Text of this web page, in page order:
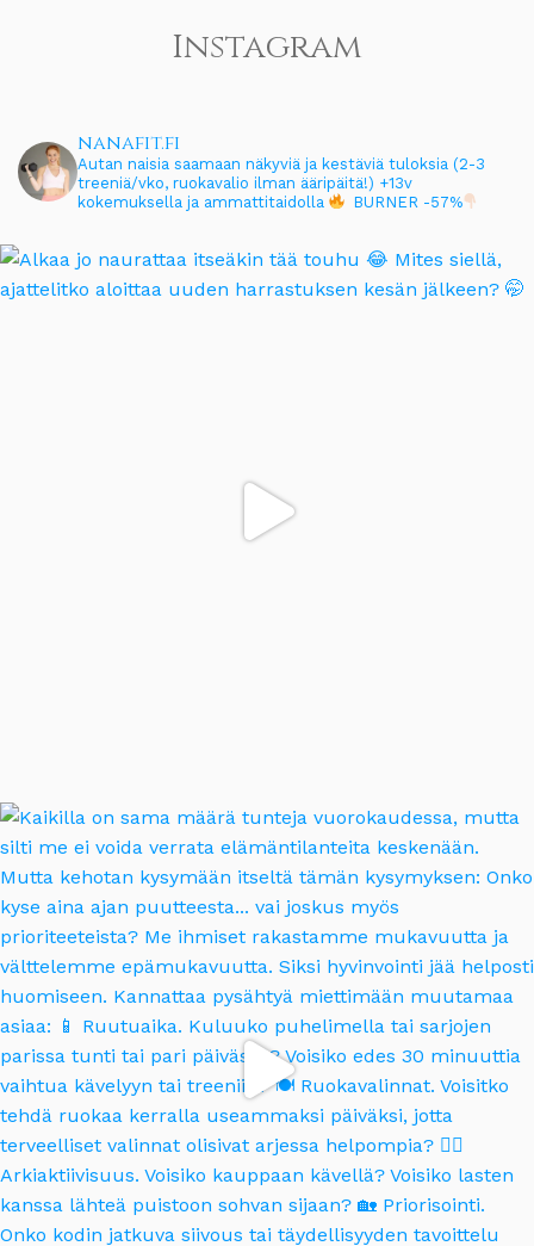
Instagram
nanafit.fi
Autan naisia saamaan näkyviä ja kestäviä tuloksia (2-3
treeniä/vko, ruokavalio ilman ääripäitä!) +13v
kokemuksella ja ammattitaidolla
BURNER -57%